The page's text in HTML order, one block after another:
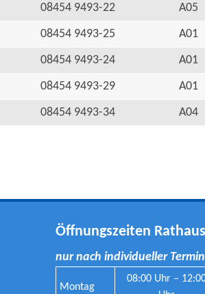
08454 9493-22
A05
08454 9493-25
A01
08454 9493-24
A01
08454 9493-29
A01
08454 9493-34 A04
Öffnungszeiten
nur nach individueller
Montag
08:00 Uhr –